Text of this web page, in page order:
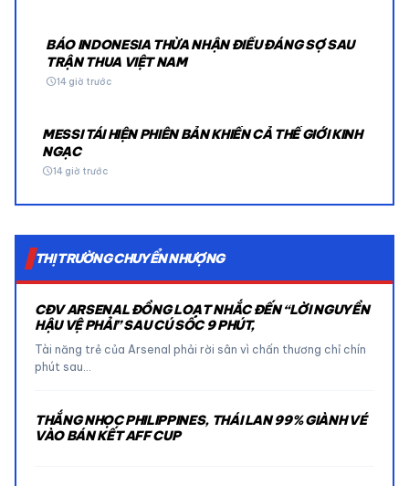
BÁO INDONESIA THỪA NHẬN ĐIỀU ĐÁNG SỢ SAU
TRẬN THUA VIỆT NAM
schedule14 giờ trước
MESSI TÁI HIỆN PHIÊN BẢN KHIẾN CẢ THẾ GIỚI KINH
NGẠC
schedule14 giờ trước
THỊ TRƯỜNG CHUYỂN NHƯỢNG
CĐV ARSENAL ĐỒNG LOẠT NHẮC ĐẾN “LỜI NGUYỀN
HẬU VỆ PHẢI” SAU CÚ SỐC 9 PHÚT,
Tài năng trẻ của Arsenal phải rời sân vì chấn thương chỉ chín
phút sau…
THẮNG NHỌC PHILIPPINES, THÁI LAN 99% GIÀNH VÉ
VÀO BÁN KẾT AFF CUP